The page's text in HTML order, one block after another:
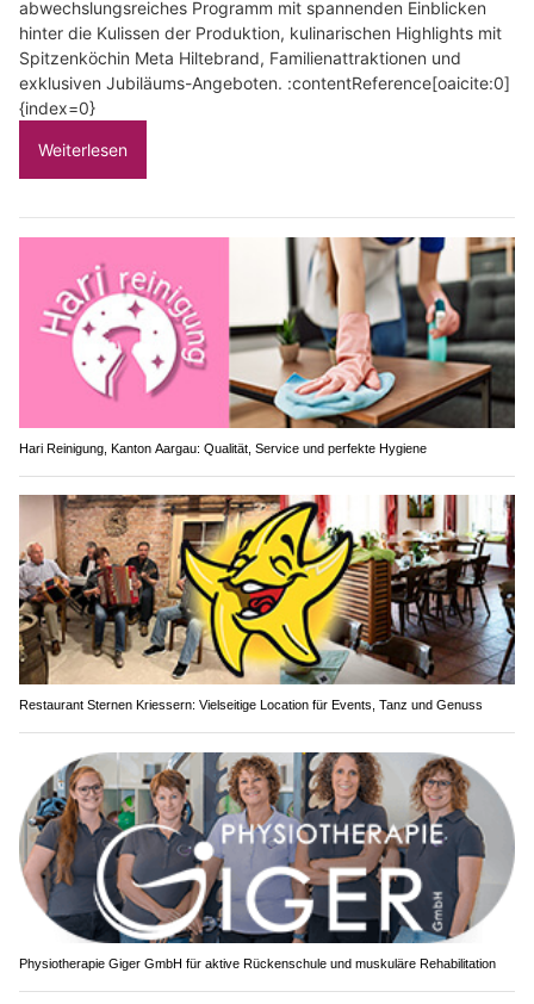
abwechslungsreiches Programm mit spannenden Einblicken
hinter die Kulissen der Produktion, kulinarischen Highlights mit
Spitzenköchin Meta Hiltebrand, Familienattraktionen und
exklusiven Jubiläums-Angeboten. :contentReference[oaicite:0]
{index=0}
Weiterlesen
Hari Reinigung, Kanton Aargau: Qualität, Service und perfekte Hygiene
Restaurant Sternen Kriessern: Vielseitige Location für Events, Tanz und Genuss
Physiotherapie Giger GmbH für aktive Rückenschule und muskuläre Rehabilitation